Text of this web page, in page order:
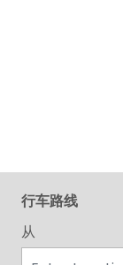
行车路线
从